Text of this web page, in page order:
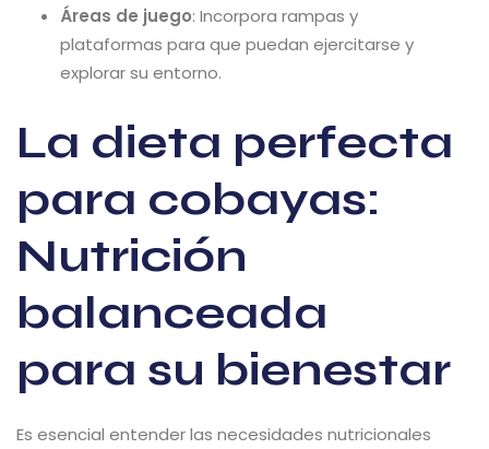
Áreas de juego: Incorpora rampas y
plataformas para que puedan ejercitarse y
explorar su entorno.
La dieta perfecta
para cobayas:
Nutrición
balanceada
para su bienestar
Es esencial entender las necesidades nutricionales